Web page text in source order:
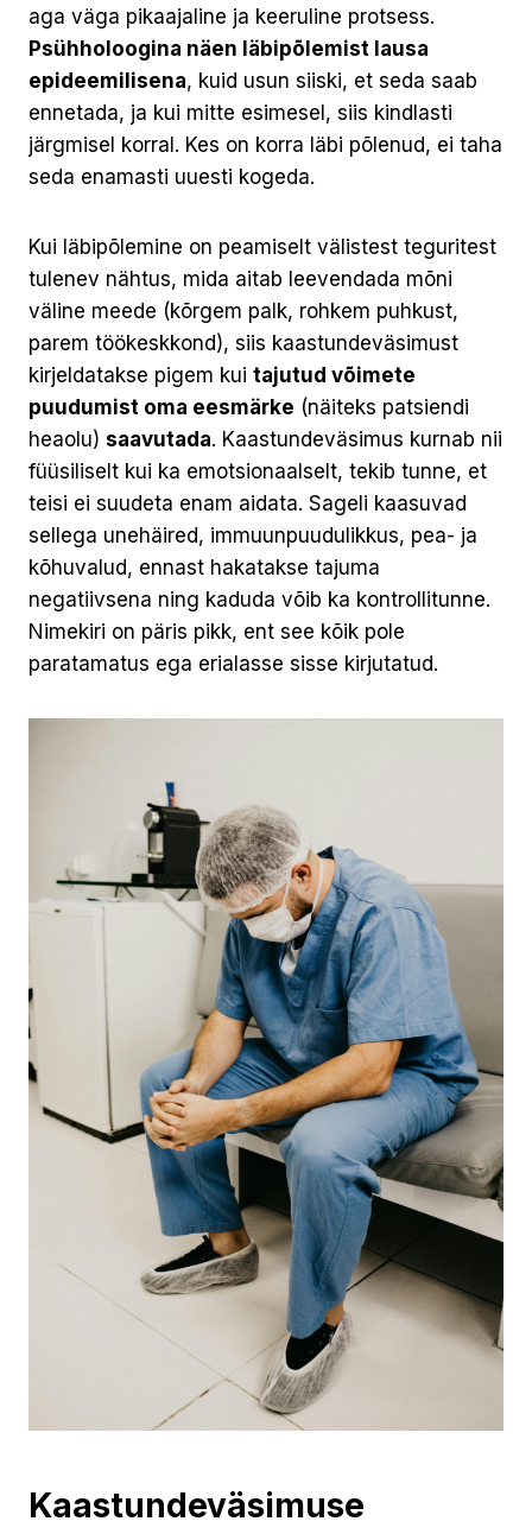
aga väga pikaajaline ja keeruline protsess.
Psühholoogina näen läbipõlemist lausa
epideemilisena, kuid usun siiski, et seda saab
ennetada, ja kui mitte esimesel, siis kindlasti
järgmisel korral. Kes on korra läbi põlenud, ei taha
seda enamasti uuesti kogeda.
Kui läbipõlemine on peamiselt välistest teguritest
tulenev nähtus, mida aitab leevendada mõni
väline meede (kõrgem palk, rohkem puhkust,
parem töökeskkond), siis kaastundeväsimust
kirjeldatakse pigem kui tajutud võimete
puudumist oma eesmärke (näiteks patsiendi
heaolu) saavutada. Kaastundeväsimus kurnab nii
füüsiliselt kui ka emotsionaalselt, tekib tunne, et
teisi ei suudeta enam aidata. Sageli kaasuvad
sellega unehäired, immuunpuudulikkus, pea- ja
kõhuvalud, ennast hakatakse tajuma
negatiivsena ning kaduda võib ka kontrollitunne.
Nimekiri on päris pikk, ent see kõik pole
paratamatus ega erialasse sisse kirjutatud.
Kaastundeväsimuse